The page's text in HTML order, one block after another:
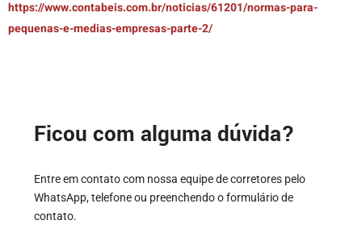
https://www.contabeis.com.br/noticias/61201/normas-para-
pequenas-e-medias-empresas-parte-2/
Ficou com alguma dúvida?
Entre em contato com nossa equipe de corretores pelo
WhatsApp, telefone ou preenchendo o formulário de
contato.